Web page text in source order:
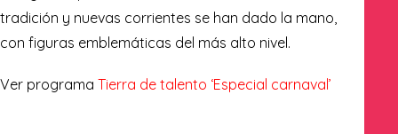
tradición y nuevas corrientes se han dado la mano,
con figuras emblemáticas del más alto nivel.
Ver programa Tierra de talento ‘Especial carnaval’